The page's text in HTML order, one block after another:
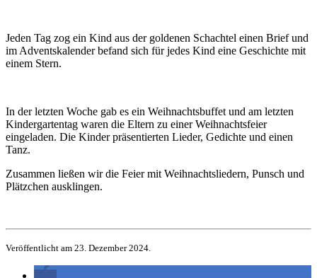
Jeden Tag zog ein Kind aus der goldenen Schachtel einen Brief und
im Adventskalender befand sich für jedes Kind eine Geschichte mit
einem Stern.
In der letzten Woche gab es ein Weihnachtsbuffet und am letzten
Kindergartentag waren die Eltern zu einer Weihnachtsfeier
eingeladen. Die Kinder präsentierten Lieder, Gedichte und einen
Tanz.
Zusammen ließen wir die Feier mit Weihnachtsliedern, Punsch und
Plätzchen ausklingen.
Veröffentlicht am 23. Dezember 2024.